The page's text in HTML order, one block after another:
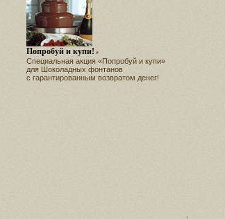
Попробуй и купи!
Специальная акция «Попробуй и купи»
для Шоколадных фонтанов
с гарантированным возвратом денег!